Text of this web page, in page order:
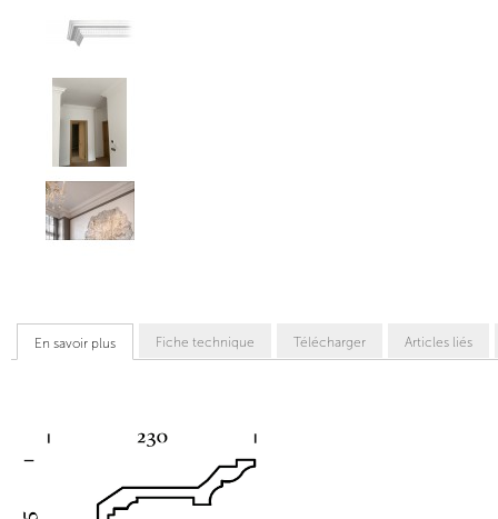
En savoir plus Fiche technique Télécharger Articles liés